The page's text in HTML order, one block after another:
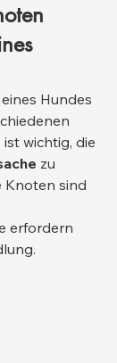
Hundes
wichtig, die
zu
Knoten sind
erfordern